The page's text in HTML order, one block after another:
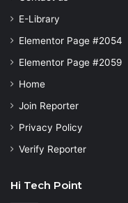
E-Library
Elementor Page #2054
Elementor Page #2059
Home
Join Reporter
Privacy Policy
Verify Reporter
Hi Tech Point